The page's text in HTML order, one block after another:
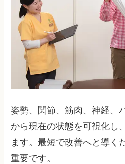
姿勢、関節、筋肉、神経、
から現在の状態を可視化し
ます。最短で改善へと導く
重要です。